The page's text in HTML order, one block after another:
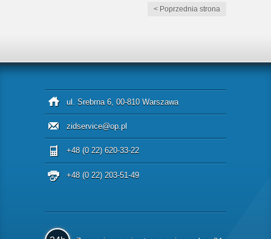
< Poprzednia strona
ul. Srebrna 6, 00-810 Warszawa
zidservice@op.pl
+48 (0 22) 620-33-22
+48 (0 22) 203-51-49